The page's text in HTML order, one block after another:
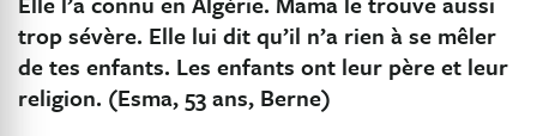
trop sévère. Elle lui dit qu’il n’a rien à se mêler
de tes enfants. Les enfants ont leur père et leur
religion. (Esma, 53 ans, Berne)